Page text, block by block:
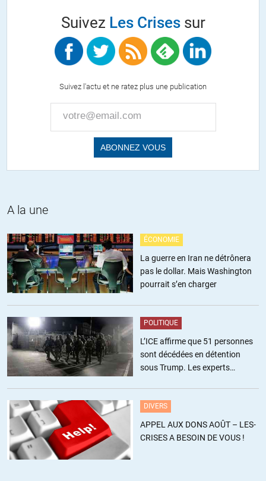
http://www.leparisien.fr/societe/coronavirus-ne-pas-porter-de-
masque-une-grande-erreur-met-en-garde-un-expert-chinois-01-04-
2020-8291958.php
Lorsque circule librement un virus mortel qui attaque les voies
il n’est pas malin de comprendre l’importance de porter un masque.
ALERTER
absolues attestant ou non d’une causalité tu ne les auras au mieux
qu’après la fin de l’épidémie voire plutôt jamais. Le temps c’est
toujours la denrée la plus rare en période de crise (sanitaire ou
autres)
+3 ALERTER
marc//10.04.2020 à 05h48
Depuis 2003 (l’epidemie de SRAS) quand vous passez la frontiere
de Chine a Hong Kong, il y a des cameras thermique qui check la
temperatue des gens , si vous avez de la fievre, vous passez pas la
frontiere, donc on limite le nombre des cas et ensuite tout le monde
porte un masque.
ALERTER
Suivez Les Crisessur
Suivez l'actu et ne ratez plus une publication
A la une
ÉCONOMIE
La guerre en Iran ne détrônera
pas le dollar. Mais Washington
pourrait s’en charger
POLITIQUE
L’ICE affirme que 51 personnes
sont décédées en détention
sous Trump. Les experts
DIVERS
APPEL AUX DONS AOÛT – LES-
CRISES A BESOIN DE VOUS !